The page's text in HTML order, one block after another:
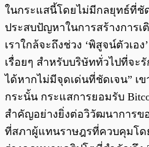
ในกระแสนี้โดยไม่มีกลยุทธ์ที่ชั
ประสบปัญหาในการสร้างการ
เราใกล้จะถึงช่วง ‘พิสูจน์ตัวเอ
เรื่อยๆ สำหรับบริษัททั่วไปที่จะ
ได้หากไม่มีจุดเด่นที่ชัดเจน” เ
กระนั้น กระแสการยอมรับ
สำคัญอย่างยิ่งต่อวิวัฒนาการข
ที่สภาผู้แทนราษฎรที่ควบคุมโด